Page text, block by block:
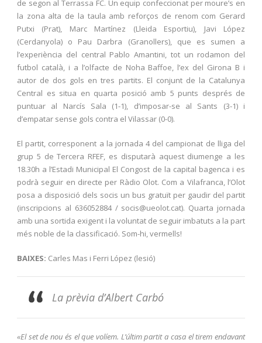
de segon al Terrassa FC. Un equip confeccionat per moure’s en
la zona alta de la taula amb reforços de renom com Gerard
Putxi (Prat), Marc Martínez (Lleida Esportiu), Javi López
(Cerdanyola) o Pau Darbra (Granollers), que es sumen a
l’experiència del central Pablo Amantini, tot un rodamon del
futbol català, i a l’olfacte de Noha Baffoe, l’ex del Girona B i
autor de dos gols en tres partits. El conjunt de la Catalunya
Central es situa en quarta posició amb 5 punts després de
puntuar al Narcís Sala (1-1), d’imposar-se al Sants (3-1) i
d’empatar sense gols contra el Vilassar (0-0).
El partit, corresponent a la jornada 4 del campionat de lliga del
grup 5 de Tercera RFEF, es disputarà aquest diumenge a les
18.30h a l’Estadi Municipal El Congost de la capital bagenca i es
podrà seguir en directe per Ràdio Olot. Com a Vilafranca, l’Olot
posa a disposició dels socis un bus gratuït per gaudir del partit
(inscripcions al 636052884 / socis@ueolot.cat). Quarta jornada
amb una sortida exigent i la voluntat de seguir imbatuts a la part
més noble de la classificació. Som-hi, vermells!
BAIXES: Carles Mas i Ferri López (lesió)
La prèvia d’Albert Carbó
«El set de nou és el que volíem. L’últim partit a casa el tirem endavant